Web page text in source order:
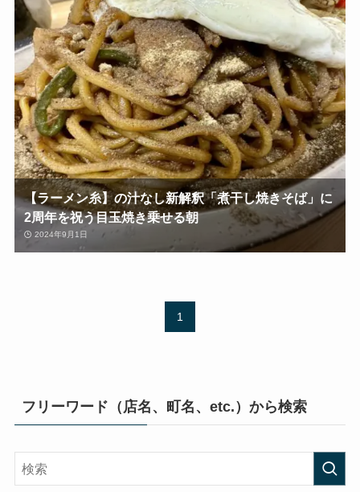
【ラーメン糸】の汁なし新解釈「煮干し焼きそば」に
2周年を祝う目玉焼き乗せる朝
2024年9月1日
1
フリーワード（店名、町名、etc.）から検索